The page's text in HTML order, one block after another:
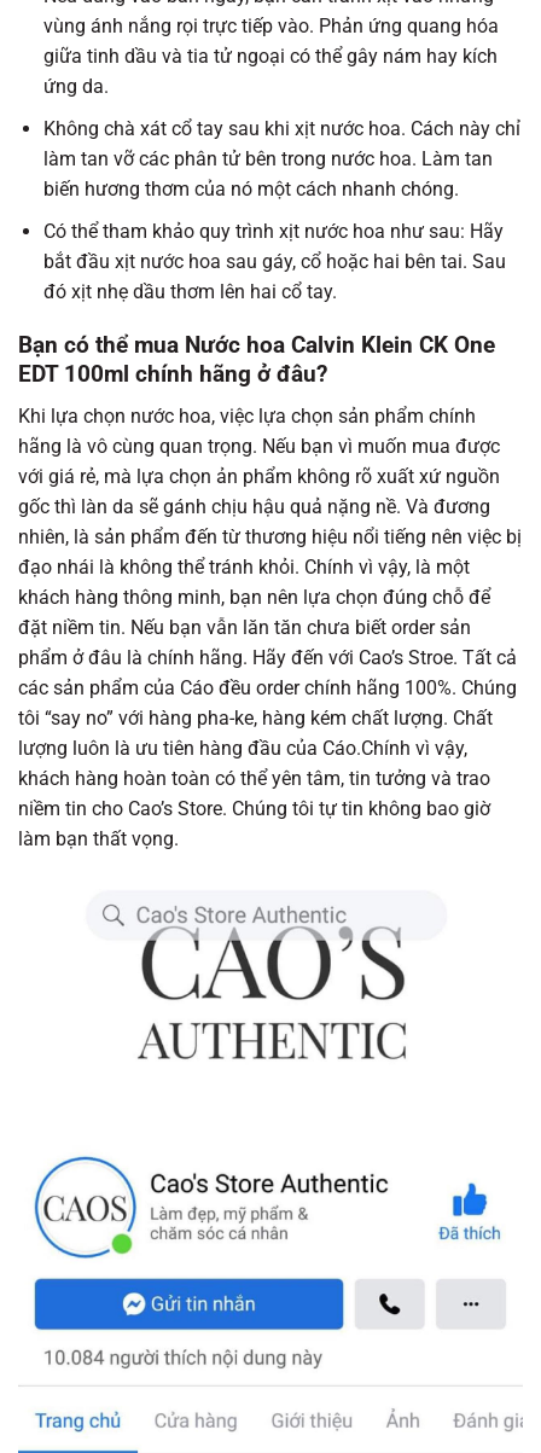
vùng ánh nắng rọi trực tiếp vào. Phản ứng quang hóa
giữa tinh dầu và tia tử ngoại có thể gây nám hay kích
ứng da.
Không chà xát cổ tay sau khi xịt nước hoa. Cách này chỉ
làm tan vỡ các phân tử bên trong nước hoa. Làm tan
biến hương thơm của nó một cách nhanh chóng.
Có thể tham khảo quy trình xịt nước hoa như sau: Hãy
bắt đầu xịt nước hoa sau gáy, cổ hoặc hai bên tai. Sau
đó xịt nhẹ dầu thơm lên hai cổ tay.
Bạn có thể mua Nước hoa Calvin Klein CK One
EDT 100ml chính hãng ở đâu?
Khi lựa chọn nước hoa, việc lựa chọn sản phẩm chính
hãng là vô cùng quan trọng. Nếu bạn vì muốn mua được
với giá rẻ, mà lựa chọn ản phẩm không rõ xuất xứ nguồn
gốc thì làn da sẽ gánh chịu hậu quả nặng nề. Và đương
nhiên, là sản phẩm đến từ thương hiệu nổi tiếng nên việc bị
đạo nhái là không thể tránh khỏi. Chính vì vậy, là một
khách hàng thông minh, bạn nên lựa chọn đúng chỗ để
đặt niềm tin. Nếu bạn vẫn lăn tăn chưa biết order sản
phẩm ở đâu là chính hãng. Hãy đến với Cao’s Stroe. Tất cả
các sản phẩm của Cáo đều order chính hãng 100%. Chúng
tôi “say no” với hàng pha-ke, hàng kém chất lượng. Chất
lượng luôn là ưu tiên hàng đầu của Cáo.Chính vì vậy,
khách hàng hoàn toàn có thể yên tâm, tin tưởng và trao
niềm tin cho Cao’s Store. Chúng tôi tự tin không bao giờ
làm bạn thất vọng.